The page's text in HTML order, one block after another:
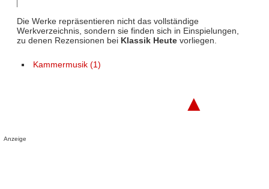
Die Werke repräsentieren nicht das vollständige
Werkverzeichnis, sondern sie finden sich in Einspielungen,
zu denen Rezensionen bei Klassik Heutevorliegen.
Kammermusik (1)
▲
Anzeige